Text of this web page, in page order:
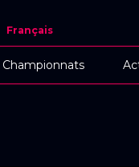
Français
Championnats